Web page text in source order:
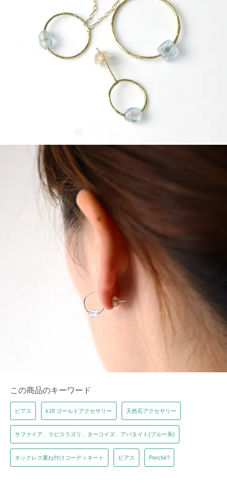
この商品のキーワード
ピアス k18 ゴールドアクセサリー 天然石アクセサリー
サファイア、ラピスラズリ、ターコイズ、アパタイト(ブルー系)
ネックレス重ね付けコーディネート ピアス Perché?